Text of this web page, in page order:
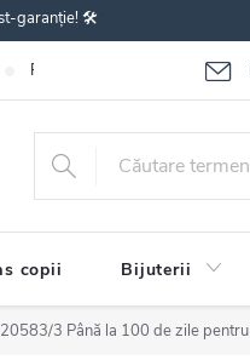
garanție! 🛠️
Reclamațiile bunurilor
copii Bijuterii
20583/3 Până la 100 de zile